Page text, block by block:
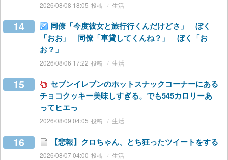
2026/08/08 18:05 生活
14
同僚「今度彼女と旅行行くんだけどさ」 ぼく
「おお」 同僚「車貸してくんね？」 ぼく「お
お？」
2026/08/06 17:22 生活
15
セブンイレブンのホットスナックコーナーにある
チョコクッキー美味しすぎる。でも545カロリーあ
ってヒエっ
2026/08/09 04:05 生活
16 【悲報】クロちゃん、とち狂ったツイートをする
2026/08/07 04:00 生活